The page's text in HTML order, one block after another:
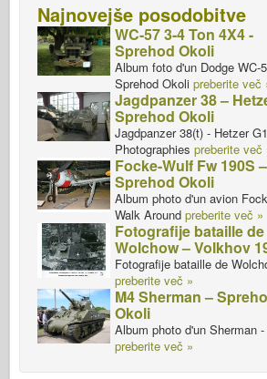
Najnovejše posodobitve
WC-57 3-4 Ton 4X4 -
Sprehod Okoli
Album foto d'un Dodge WC-
Sprehod Okoli preberite več
Jagdpanzer 38 –
Sprehod Okoli
Jagdpanzer 38(t) - Hetzer
Photographies preberite več
Focke-Wulf Fw 190S –
Sprehod Okoli
Album photo d'un avion
Walk Around preberite več »
Fotografije bataille de
Wolchow – Volkhov
Fotografije bataille de
preberite več »
M4 Sherman –
Okoli
Album photo d'un Sherman
preberite več »